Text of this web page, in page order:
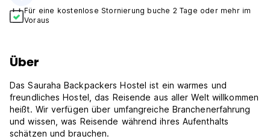
Für eine kostenlose Stornierung buche 2 Tage oder mehr im
Voraus
Über
Das Sauraha Backpackers Hostel ist ein warmes und
freundliches Hostel, das Reisende aus aller Welt willkommen
heißt. Wir verfügen über umfangreiche Branchenerfahrung
und wissen, was Reisende während ihres Aufenthalts
schätzen und brauchen.